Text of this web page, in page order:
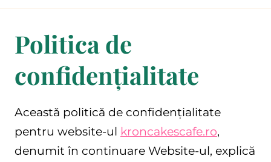
Politica de
confidențialitate
Această politică de confidențialitate
pentru website-ul kroncakescafe.ro,
denumit în continuare Website-ul, explică